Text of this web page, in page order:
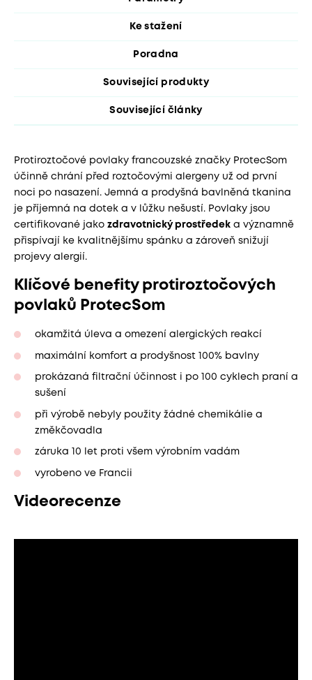
Ke stažení
Poradna
Související produkty
Související články
Protiroztočové povlaky francouzské značky ProtecSom
účinně chrání před roztočovými alergeny už od první
noci po nasazení. Jemná a prodyšná bavlněná tkanina
je příjemná na dotek a v lůžku nešustí. Povlaky jsou
certifikované jako zdravotnický prostředek a významně
přispívají ke kvalitnějšímu spánku a zároveň snižují
projevy alergií.
Klíčové benefity protiroztočových
povlaků ProtecSom
okamžitá úleva a omezení alergických reakcí
maximální komfort a prodyšnost 100% bavlny
prokázaná filtrační účinnost i po 100 cyklech praní a
sušení
při výrobě nebyly použity žádné chemikálie a
změkčovadla
záruka 10 let proti všem výrobním vadám
vyrobeno ve Francii
Videorecenze